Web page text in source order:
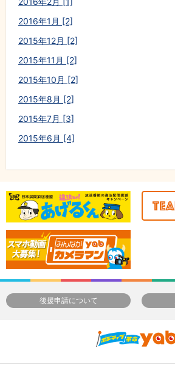
2016年1月 [2]
2015年12月 [2]
2015年11月 [2]
2015年10月 [2]
2015年8月 [2]
2015年7月 [3]
2015年6月 [4]
後援申請について